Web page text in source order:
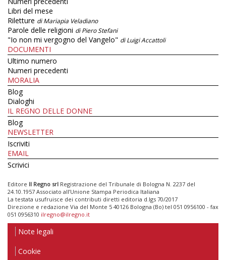
Libri del mese
Riletture di Mariapia Veladiano
Parole delle religioni di Piero Stefani
"Io non mi vergogno del Vangelo" di Luigi Accattoli
DOCUMENTI
Ultimo numero
Numeri precedenti
MORALIA
Blog
Dialoghi
IL REGNO DELLE DONNE
Blog
NEWSLETTER
Iscriviti
EMAIL
Scrivici
Editore Il Regno srl Registrazione del Tribunale di Bologna N. 2237 del
24.10.1957 Associato all’Unione Stampa Periodica Italiana
La testata usufruisce dei contributi diretti editoria d.lgs 70/2017
Direzione e redazione Via del Monte 5 40126 Bologna (Bo) tel 051 0956100 - fax
051 0956310 ilregno@ilregno.it
Note legali
Cookie